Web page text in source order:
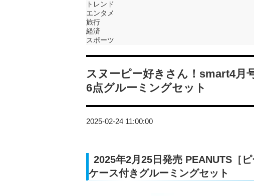
トレンド
エンタメ
旅行
経済
スポーツ
スヌーピー好きさん！smart4月
6点グルーミングセット
2025-02-24 11:00:00
2025年2月25日発売 PEANUTS［
ケース付きグルーミングセット